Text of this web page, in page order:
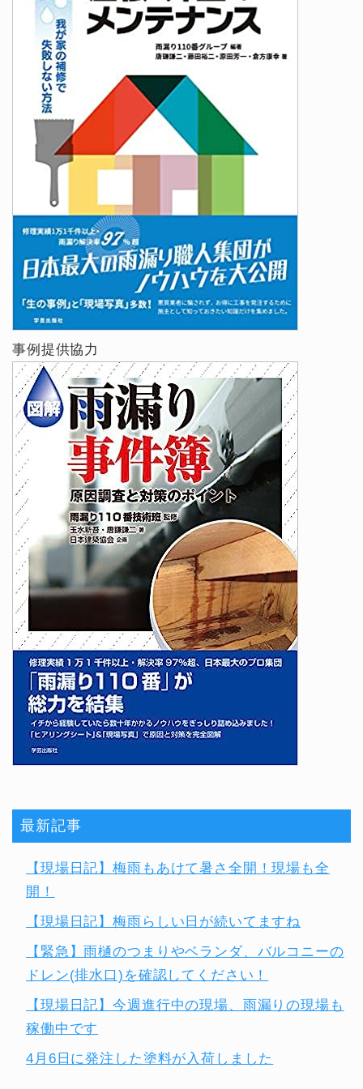
事例提供協力
最新記事
【現場日記】梅雨もあけて暑さ全開！現場も全
開！
【現場日記】梅雨らしい日が続いてますね
【緊急】雨樋のつまりやベランダ、バルコニーの
ドレン(排水口)を確認してください！
【現場日記】今週進行中の現場、雨漏りの現場も
稼働中です
4月6日に発注した塗料が入荷しました